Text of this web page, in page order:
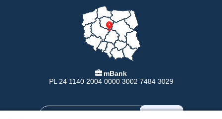
mBank
PL 24 1140 2004 0000 3002 7484 3029